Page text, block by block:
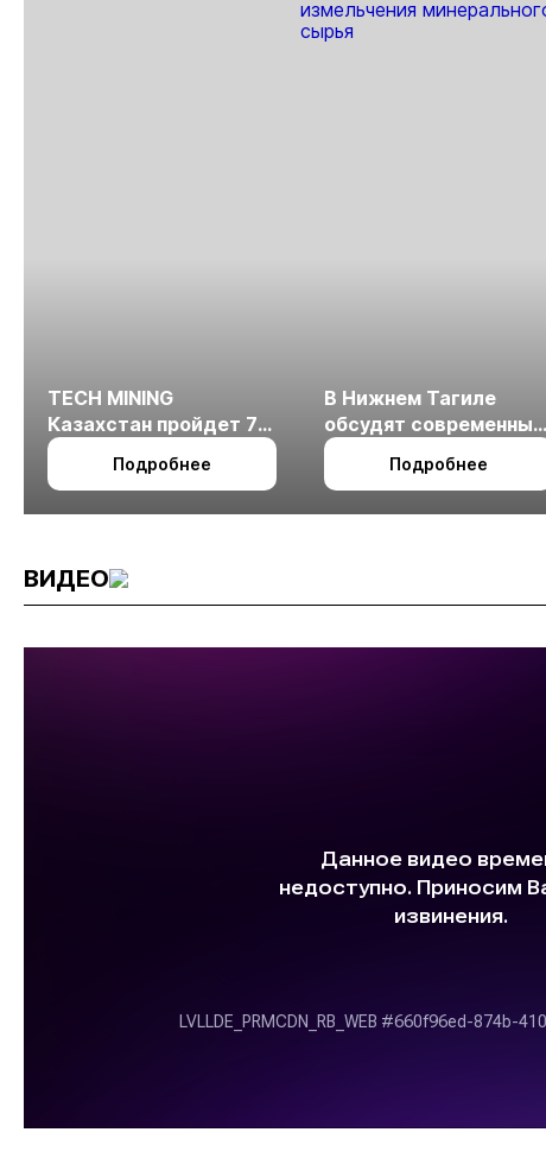
TECH MINING
Казахстан пройдет 7
октября в Алматы
Подробнее
В Нижнем Тагиле
обсудят современные
технологии
измельчения
Подробнее
ВИДЕО